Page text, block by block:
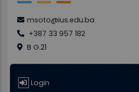
msoto@ius.edu.ba
+387 33 957 182
B G.21
Login